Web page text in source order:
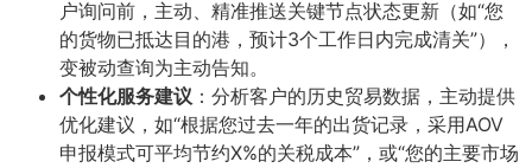
户询问前，主动、精准推送关键节点状态更新（如“您
的货物已抵达目的港，预计3个工作日内完成清关”），
变被动查询为主动告知。
个性化服务建议 ：分析客户的历史贸易数据，主动提供
优化建议，如“根据您过去一年的出货记录，采用AOV
申报模式可平均节约X%的关税成本”，或“您的主要市场